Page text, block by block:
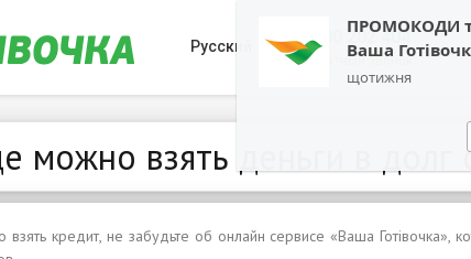
ПРОМОКОДИ
Ваша
щотижня
Русский 0800 202 404
Обратный звонок
можно взять деньги в
кредит, не забудьте об онлайн сервисе «Ваша Готівочка»,